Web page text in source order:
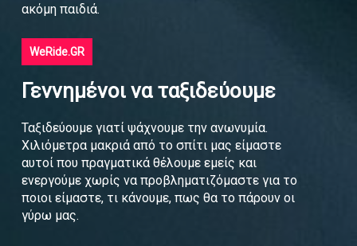
ακόμη παιδιά.
WeRide.GR
Γεννημένοι να ταξιδεύουμε
Ταξιδεύουμε γιατί ψάχνουμε την ανωνυμία.
Χιλιόμετρα μακριά από το σπίτι μας είμαστε
αυτοί που πραγματικά θέλουμε εμείς και
ενεργούμε χωρίς να προβληματιζόμαστε για το
ποιοι είμαστε, τι κάνουμε, πως θα το πάρουν οι
γύρω μας.